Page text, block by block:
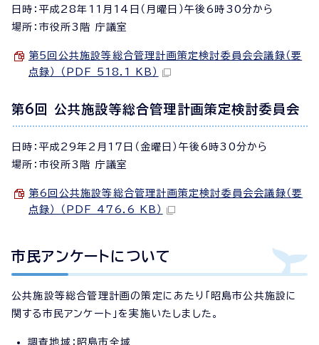
日時：平成28年11月14日（月曜日）午後6時30分から
場所：市役所3階 庁議室
第5回公共施設等総合管理計画策定検討委員会会議録（要
点録） （PDF 518.1 KB）
第6回 公共施設等総合管理計画策定検討委員会
日時：平成29年2月17日（金曜日）午後6時30分から
場所：市役所3階 庁議室
第6回公共施設等総合管理計画策定検討委員会会議録（要
点録） （PDF 476.6 KB）
市民アンケートについて
公共施設等総合管理計画の策定にあたり「昭島市公共施設に
関する市民アンケート」を実施いたしました。
調査地域：昭島市全域